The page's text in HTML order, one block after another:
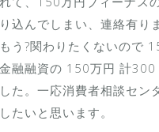
込んでしまい、連絡有り
う?関わりたくないので
融融資の 150万円 計300
た。一応消費者相談セン
たいと思います。